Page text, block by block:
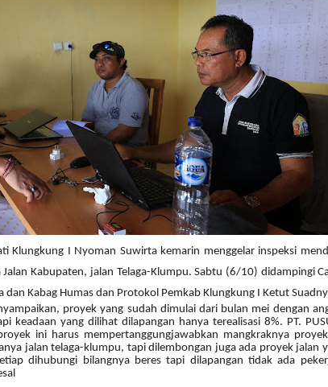
Klungkung I Nyoman Suwirta kemarin menggelar inspeksi
Kabupaten, jalan Telaga-Klumpu. Sabtu (6/10) didampingi
dan Kabag Humas dan Protokol Pemkab Klungkung I Ketut
proyek yang sudah dimulai dari bulan mei dengan
keadaan yang dilihat dilapangan hanya terealisasi 8%. PT.
ini harus mempertanggungjawabkan mangkraknya
jalan telaga-klumpu, tapi dilembongan juga ada proyek jalan
dihubungi bilangnya beres tapi dilapangan tidak ada